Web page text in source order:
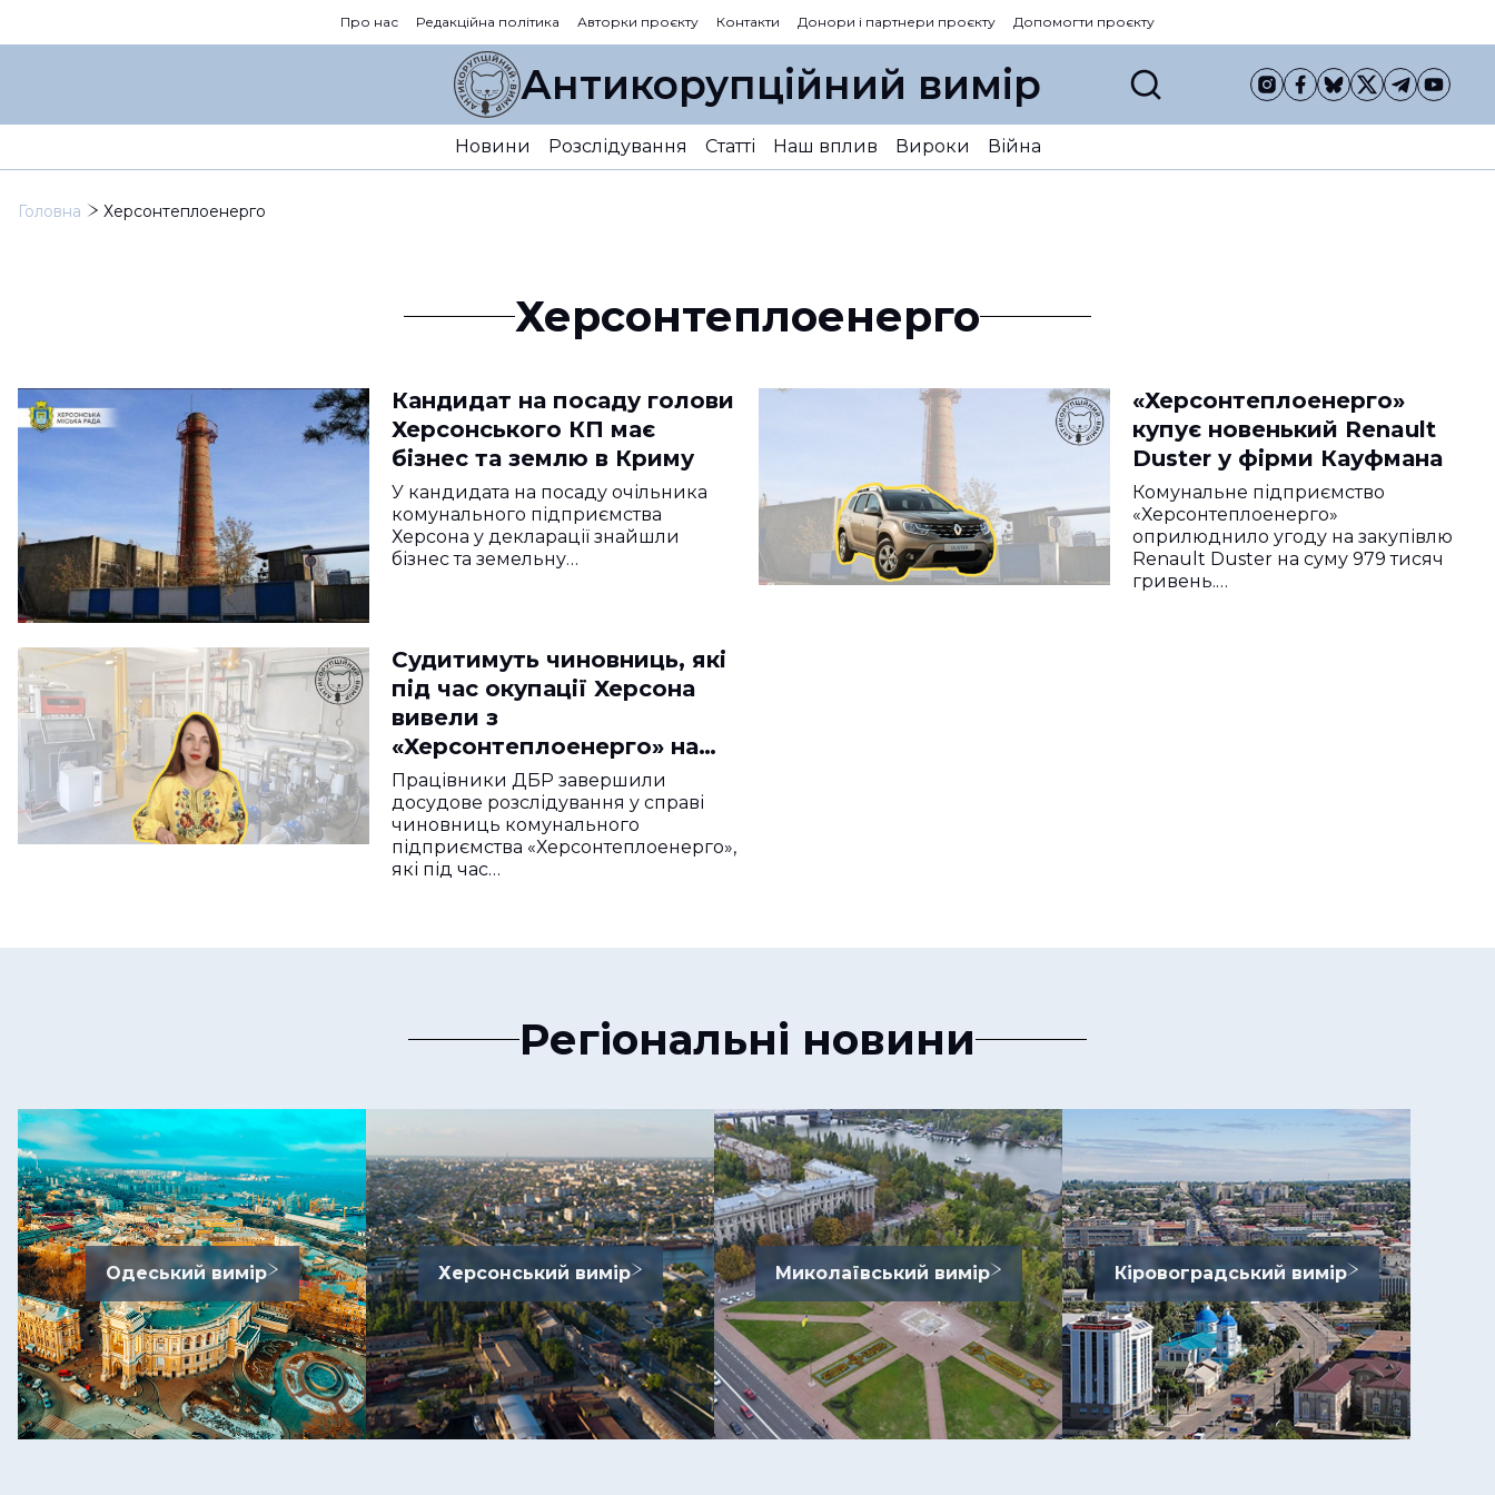
Про нас Редакційна політика Авторки проєкту Контакти Донори і партнери проєкту Допомогти проєкту
Антикорупційний вимір
Новини Розслідування Статті Наш вплив Вироки Війна
Головна Херсонтеплоенерго
Херсонтеплоенерго
Кандидат на посаду голови
Херсонського КП має
бізнес та землю в Криму
У кандидата на посаду очільника
комунального підприємства
Херсона у декларації знайшли
бізнес та земельну…
«Херсонтеплоенерго»
купує новенький Renault
Duster у фірми Кауфмана
Комунальне підприємство
«Херсонтеплоенерго»
оприлюднило угоду на закупівлю
Renault Duster на суму 979 тисяч
гривень.…
Судитимуть чиновниць, які
під час окупації Херсона
вивели з
«Херсонтеплоенерго» на
власні рахунки мільйони
гривень
Працівники ДБР завершили
досудове розслідування у справі
чиновниць комунального
підприємства «Херсонтеплоенерго»,
які під час…
Регіональні новини
Одеський вимір Херсонський вимір Миколаївський вимір Кіровоградський вимір